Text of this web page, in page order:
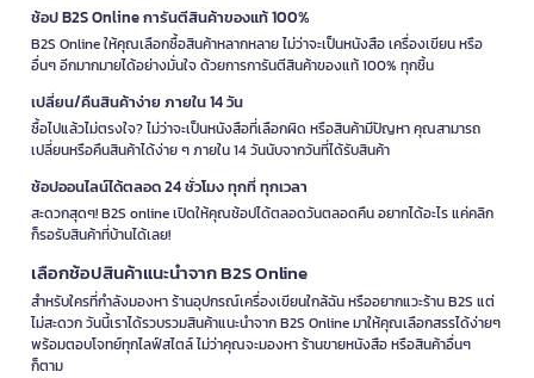
ช้อป B2S Online การันตีสินค้าของแท้ 100%
B2S Online ให้คุณเลือกซื้อสินค้าหลากหลาย ไม่ว่าจะเป็นหนังสือ เครื่องเขียน หรือ
อื่นๆ อีกมากมายได้อย่างมั่นใจ ด้วยการการันตีสินค้าของแท้ 100% ทุกชิ้น
เปลี่ยน/คืนสินค้าง่าย ภายใน 14 วัน
ซื้อไปแล้วไม่ตรงใจ? ไม่ว่าจะเป็นหนังสือที่เลือกผิด หรือสินค้ามีปัญหา คุณสามารถ
เปลี่ยนหรือคืนสินค้าได้ง่าย ๆ ภายใน 14 วันนับจากวันที่ได้รับสินค้า
ช้อปออนไลน์ได้ตลอด 24 ชั่วโมง ทุกที่ ทุกเวลา
สะดวกสุดๆ! B2S online เปิดให้คุณช้อปได้ตลอดวันตลอดคืน อยากได้อะไร แค่คลิก
ก็รอรับสินค้าที่บ้านได้เลย!
เลือกช้อปสินค้าแนะนำจาก B2S Online
สำหรับใครที่กำลังมองหา ร้านอุปกรณ์เครื่องเขียนใกล้ฉัน หรืออยากแวะร้าน B2S แต่
ไม่สะดวก วันนี้เราได้รวบรวมสินค้าแนะนำจาก B2S Online มาให้คุณเลือกสรรได้ง่ายๆ
พร้อมตอบโจทย์ทุกไลฟ์สไตล์ ไม่ว่าคุณจะมองหา ร้านขายหนังสือ หรือสินค้าอื่นๆ
ก็ตาม